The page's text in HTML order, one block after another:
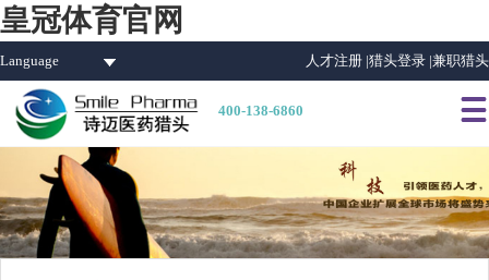
皇冠体育官网
Language 人才注册 |猎头登录 |兼职猎头
400-138-6860 